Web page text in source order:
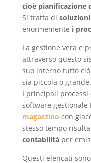
cioè pianificazione
Si tratta di
enormemente i
La gestione vera e
attraverso questo
suo interno tutto
sia piccola o grande.
I principali processi
software gestionale
magazzino con
stesso tempo
contabilitàper
Questi elencati